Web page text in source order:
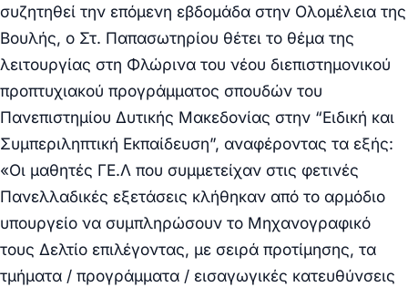
συζητηθεί την επόμενη εβδομάδα στην Ολομέλεια της
Βουλής, ο Στ. Παπασωτηρίου θέτει το θέμα της
λειτουργίας στη Φλώρινα του νέου διεπιστημονικού
προπτυχιακού προγράμματος σπουδών του
Πανεπιστημίου Δυτικής Μακεδονίας στην “Ειδική και
Συμπεριληπτική Εκπαίδευση”, αναφέροντας τα εξής:
«Οι μαθητές ΓΕ.Λ που συμμετείχαν στις φετινές
Πανελλαδικές εξετάσεις κλήθηκαν από το αρμόδιο
υπουργείο να συμπληρώσουν το Μηχανογραφικό
τους Δελτίο επιλέγοντας, με σειρά προτίμησης, τα
τμήματα / προγράμματα / εισαγωγικές κατευθύνσεις